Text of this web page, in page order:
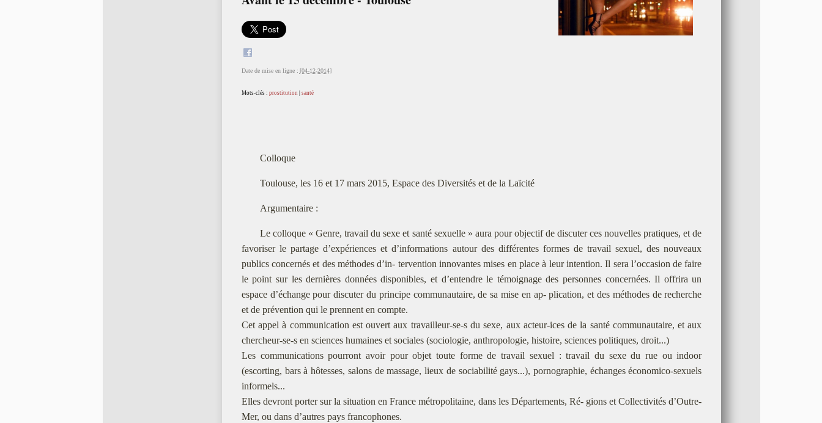
Date de mise en ligne : [04-12-2014]
Mots-clés : prostitution| santé
Colloque
Toulouse, les 16 et 17 mars 2015, Espace des Diversités et de la Laïcité
Argumentaire :
Le colloque « Genre, travail du sexe et santé sexuelle » aura pour objectif de discuter ces nouvelles pratiques, et de
favoriser le partage d’expériences et d’informations autour des différentes formes de travail sexuel, des nouveaux
publics concernés et des méthodes d’in- tervention innovantes mises en place à leur intention. Il sera l’occasion de faire
le point sur les dernières données disponibles, et d’entendre le témoignage des personnes concernées. Il offrira un
espace d’échange pour discuter du principe communautaire, de sa mise en ap- plication, et des méthodes de recherche
et de prévention qui le prennent en compte.
Cet appel à communication est ouvert aux travailleur-se-s du sexe, aux acteur-ices de la santé communautaire, et aux
chercheur-se-s en sciences humaines et sociales (sociologie, anthropologie, histoire, sciences politiques, droit...)
Les communications pourront avoir pour objet toute forme de travail sexuel : travail du sexe du rue ou indoor
(escorting, bars à hôtesses, salons de massage, lieux de sociabilité gays...), pornographie, échanges économico-sexuels
informels...
Elles devront porter sur la situation en France métropolitaine, dans les Départements, Ré- gions et Collectivités d’Outre-
Mer, ou dans d’autres pays francophones.